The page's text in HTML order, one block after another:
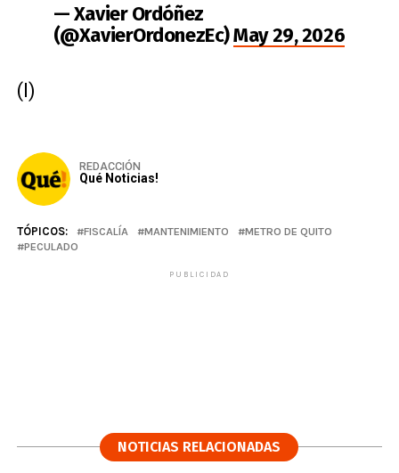
— Xavier Ordóñez
(@XavierOrdonezEc)May 29, 2026
(I)
REDACCIÓN
Qué Noticias!
TÓPICOS: FISCALÍA MANTENIMIENTO
METRO DE QUITO
PECULADO
PUBLICIDAD
NOTICIAS RELACIONADAS